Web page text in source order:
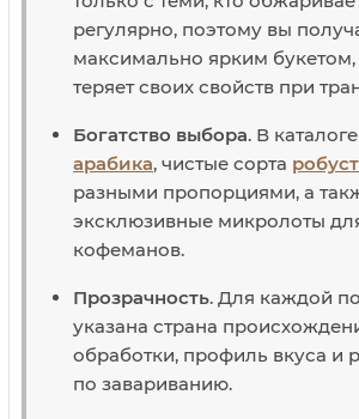
регулярно, поэтому вы
максимально ярким
теряет своих свойств при
Богатство выбора. В
арабика, чистые сорта
разными пропорциями, а
эксклюзивные микролоты
кофеманов.
Прозрачность. Для каждой
указана страна
обработки, профиль вкуса и
по завариванию.